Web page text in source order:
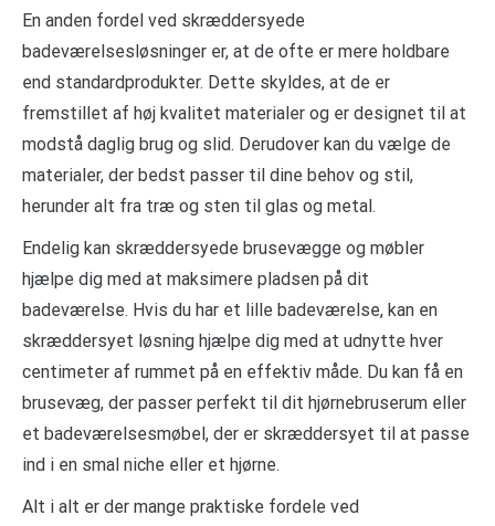
En anden fordel ved skræddersyede
badeværelsesløsninger er, at de ofte er mere holdbare
end standardprodukter. Dette skyldes, at de er
fremstillet af høj kvalitet materialer og er designet til at
modstå daglig brug og slid. Derudover kan du vælge de
materialer, der bedst passer til dine behov og stil,
herunder alt fra træ og sten til glas og metal.
Endelig kan skræddersyede brusevægge og møbler
hjælpe dig med at maksimere pladsen på dit
badeværelse. Hvis du har et lille badeværelse, kan en
skræddersyet løsning hjælpe dig med at udnytte hver
centimeter af rummet på en effektiv måde. Du kan få en
brusevæg, der passer perfekt til dit hjørnebruserum eller
et badeværelsesmøbel, der er skræddersyet til at passe
ind i en smal niche eller et hjørne.
Alt i alt er der mange praktiske fordele ved